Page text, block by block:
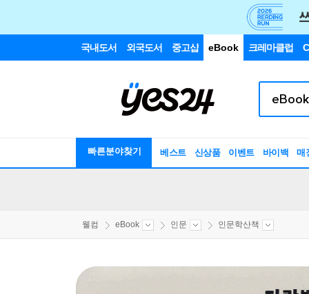
국내도서 외국도서 중고샵 eBook 크레마클럽
빠른분야찾기 베스트 신상품 이벤트 바이백 매
웰컴 eBook 인문 인문학산책